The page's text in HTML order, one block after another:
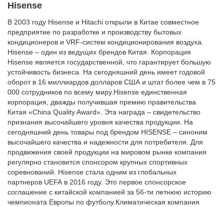
Hisense
В 2003 году Hisense и Hitachi открыли в Китае совместное
предприятие по разработке и производству бытовых
кондиционеров и VRF-систем кондиционирования воздуха.
Hisense – один из ведущих брендов Китая. Корпорация
Hisense является государственной, что гарантирует большую
устойчивость бизнеса. На сегодняшний день имеет годовой
оборот в 16 миллиардов долларов США и штат более чем в 75
000 сотрудников по всему миру.Hisense единственная
корпорация, дважды получившая премию правительства
Китая «China Quality Award». Эта награда – свидетельство
признания высочайшего уровня качества продукции. На
сегодняшний день товары под брендом HISENSE – синоним
высочайшего качества и надежности для потребителя. Для
продвижения своей продукции на мировом рынке компания
регулярно становится спонсором крупных спортивных
соревнований. Hisense стала одним из глобальных
партнеров UEFA в 2016 году. Это первое спонсорское
соглашение с китайской компанией за 56-ти летнюю историю
чемпионата Европы по футболу.Климатическая компания